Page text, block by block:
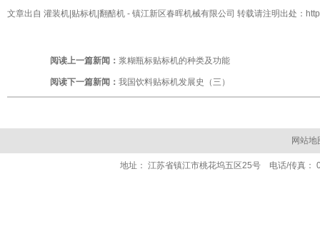
文章出自 灌装机|贴标机|翻醅机 - 镇江新区春晖机械有限公司 转载请注明出处：
阅读上一篇新闻： 浆糊瓶标贴标机的种类及功能
阅读下一篇新闻： 我国饮料贴标机发展史（三）
网站地
地址： 江苏省镇江市桃花坞五区25号 电话/传真